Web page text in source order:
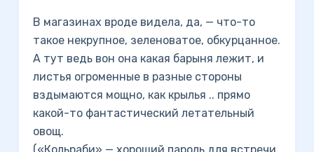
В магазинах вроде видела, да, — что-то
такое некрупное, зеленоватое, обкурцанное.
А тут ведь вон она какая барыня лежит, и
листья огроменные в разные стороны
вздымаются мощно, как крылья .. прямо
какой-то фантастический летательный
овощ.